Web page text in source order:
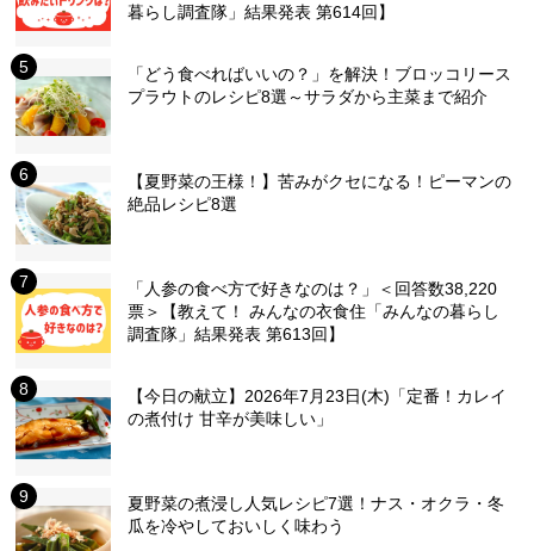
暮らし調査隊」結果発表 第614回】
「どう食べればいいの？」を解決！ブロッコリース
プラウトのレシピ8選～サラダから主菜まで紹介
【夏野菜の王様！】苦みがクセになる！ピーマンの
絶品レシピ8選
「人参の食べ方で好きなのは？」＜回答数38,220
票＞【教えて！ みんなの衣食住「みんなの暮らし
調査隊」結果発表 第613回】
【今日の献立】2026年7月23日(木)「定番！カレイ
の煮付け 甘辛が美味しい」
夏野菜の煮浸し人気レシピ7選！ナス・オクラ・冬
瓜を冷やしておいしく味わう